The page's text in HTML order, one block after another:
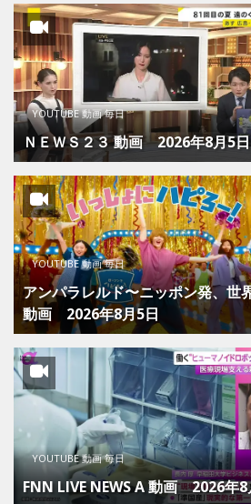
YOUTUBE 動画 毎日
ＮＥＷＳ２３ 動画 2026年8月5日
YOUTUBE 動画 毎日
アンパラレルド〜ニッポン発、世
動画 2026年8月5日
YOUTUBE 動画 毎日
FNN LIVE NEWS Α 動画 2026年8